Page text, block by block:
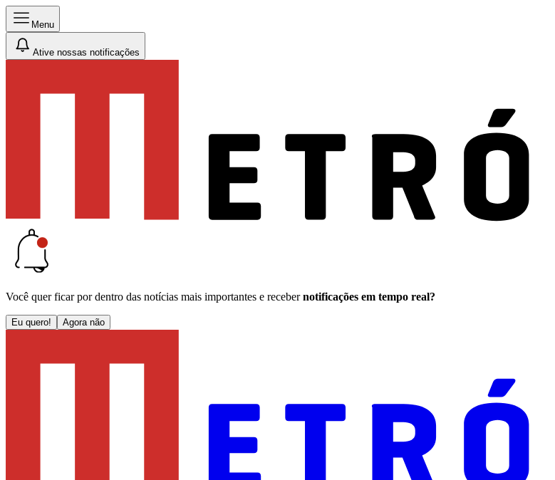
Menu
Ative nossas notificações
Você quer ficar por dentro das notícias mais importantes e receber notificações em tempo real?
Eu quero! Agora não